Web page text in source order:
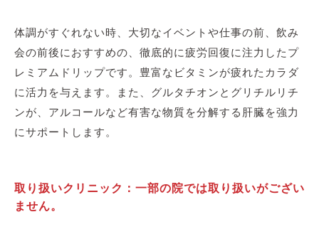
体調がすぐれない時、大切なイベントや仕事の前、飲み
会の前後におすすめの、徹底的に疲労回復に注力したプ
レミアムドリップです。豊富なビタミンが疲れたカラダ
に活力を与えます。また、グルタチオンとグリチルリチ
ンが、アルコールなど有害な物質を分解する肝臓を強力
にサポートします。
取り扱いクリニック：一部の院では取り扱いがござい
ません。